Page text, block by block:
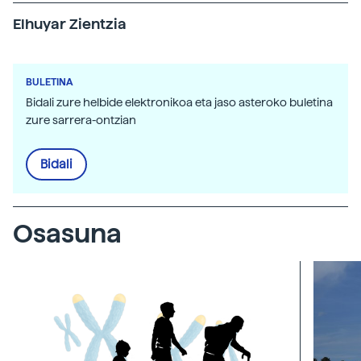
Elhuyar Zientzia
BULETINA
Bidali zure helbide elektronikoa eta jaso asteroko buletina
zure sarrera-ontzian
Bidali
Osasuna